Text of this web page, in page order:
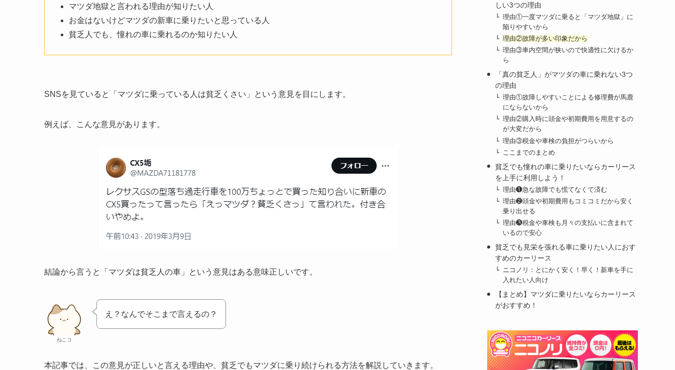
マツダ地獄と言われる理由が知りたい人
お金はないけどマツダの新車に乗りたいと思っている人
貧乏人でも、憧れの車に乗れるのか知りたい人
SNSを見ていると「マツダに乗っている人は貧乏くさい」という意見を目にします。
例えば、こんな意見があります。
結論から言うと「マツダは貧乏人の車」という意見はある意味正しいです。
ねこコ
え？なんでそこまで言えるの？
本記事では、この意見が正しいと言える理由や、貧乏でもマツダに乗り続けられる方法を解説していきます。
しい3つの理由
理由①一度マツダに乗ると「マツダ地獄」に
陥りやすいから
理由②故障が多い印象だから
理由③車内空間が狭いので快適性に欠けるか
ら
「真の貧乏人」がマツダの車に乗れない3つ
の理由
理由①故障しやすいことによる修理費が馬鹿
にならないから
理由②購入時に頭金や初期費用を用意するの
が大変だから
理由③税金や車検の負担がつらいから
ここまでのまとめ
貧乏でも憧れの車に乗りたいならカーリース
を上手に利用しよう！
理由❶急な故障でも慌てなくて済む
理由❷頭金や初期費用もコミコミだから安く
乗り出せる
理由❸税金や車検も月々の支払いに含まれて
いるので安心
貧乏でも見栄を張れる車に乗りたい人におす
すめのカーリース
ニコノリ：とにかく安く！早く！新車を手に
入れたい人向け
【まとめ】マツダに乗りたいならカーリース
がおすすめ！